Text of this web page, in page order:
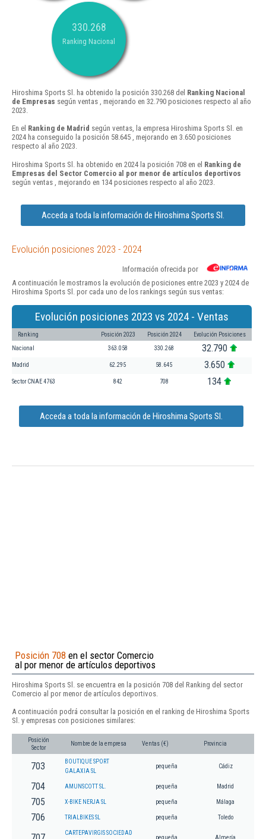
330.268
Ranking Nacional
Hiroshima Sports Sl. ha obtenido la posición 330.268 del Ranking Nacional
de Empresas según ventas , mejorando en 32.790 posiciones respecto al año
2023.
En el Ranking de Madrid según ventas, la empresa Hiroshima Sports Sl. en
2024 ha conseguido la posición 58.645 , mejorando en 3.650 posiciones
respecto al año 2023.
Hiroshima Sports Sl. ha obtenido en 2024 la posición 708 en el Ranking de
Empresas del Sector Comercio al por menor de artículos deportivos
según ventas , mejorando en 134 posiciones respecto al año 2023.
Acceda a toda la información de Hiroshima Sports Sl.
Evolución posiciones 2023 - 2024
Información ofrecida por
A continuación le mostramos la evolución de posiciones entre 2023 y 2024 de
Hiroshima Sports Sl. por cada uno de los rankings según sus ventas:
Evolución posiciones 2023 vs 2024 - Ventas
Ranking Posición 2023 Posición 2024 Evolución Posiciones
Nacional 363.058 330.268 32.790
Madrid 62.295 58.645 3.650
Sector CNAE 4763 842 708 134
Acceda a toda la información de Hiroshima Sports Sl.
Posición 708 en el sector Comercio
al por menor de artículos deportivos
Hiroshima Sports Sl. se encuentra en la posición 708 del Ranking del sector
Comercio al por menor de artículos deportivos.
A continuación podrá consultar la posición en el ranking de Hiroshima Sports
Sl. y empresas con posiciones similares:
Posición
Sector
Nombre de la empresa Ventas (€) Provincia
703
BOUTIQUE SPORT
GALAXIA SL
pequeña Cádiz
704 AMUNSCOTT SL. pequeña Madrid
705 X-BIKE NERJA SL pequeña Málaga
706 TRIALBIKES SL pequeña Toledo
CARTEPAVIRGIS SOCIEDAD
pequeña Almería